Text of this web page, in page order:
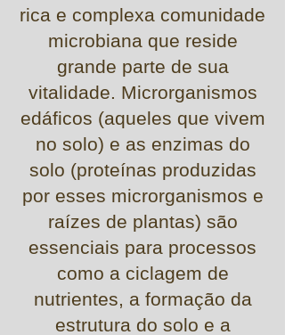
rica e complexa comunidade
microbiana que reside
grande parte de sua
vitalidade. Microrganismos
edáficos (aqueles que vivem
no solo) e as enzimas do
solo (proteínas produzidas
por esses microrganismos e
raízes de plantas) são
essenciais para processos
como a ciclagem de
nutrientes, a formação da
estrutura do solo e a